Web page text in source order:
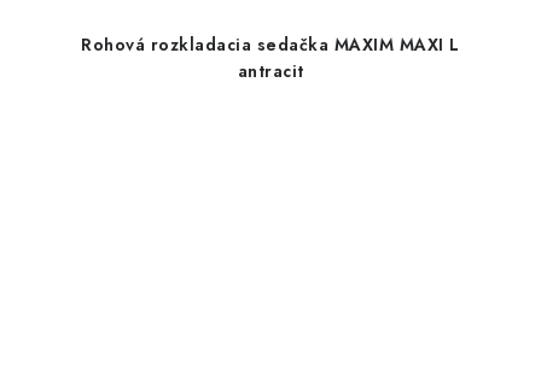
Rohová rozkladacia sedačka MAXIM MAXI L
antracit